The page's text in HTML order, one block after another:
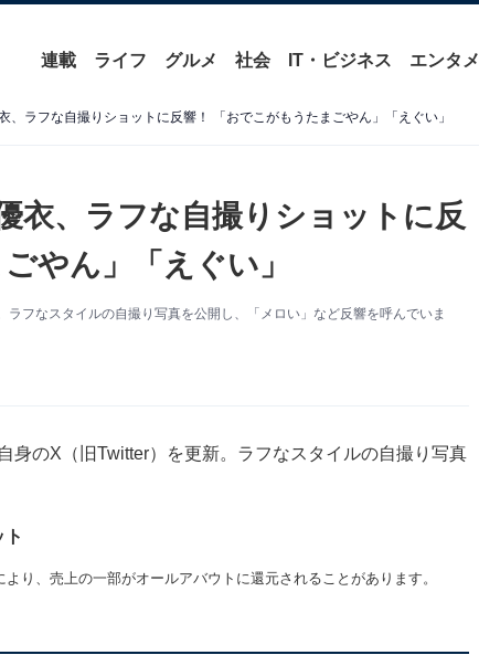
連載 ライフ グルメ 社会 IT・ビジネス エンタメ
、ラフな自撮りショットに反響！ 「おでこがもうたまごやん」「えぐい」
衣、ラフな自撮りショットに反
やん」「えぐい」
フなスタイルの自撮り写真を公開し、「メロい」など反響を呼んでいま
身のX（旧Twitter）を更新。ラフなスタイルの自撮り写真
り、売上の一部がオールアバウトに還元されることがあります。